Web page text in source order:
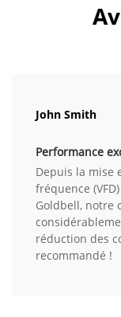
John Smith
Performance
Depuis la mise
fréquence
Goldbell, notre
réduction des
recommandé !